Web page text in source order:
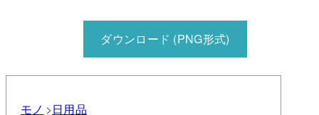
ダウンロード (PNG形式)
モノ 日用品